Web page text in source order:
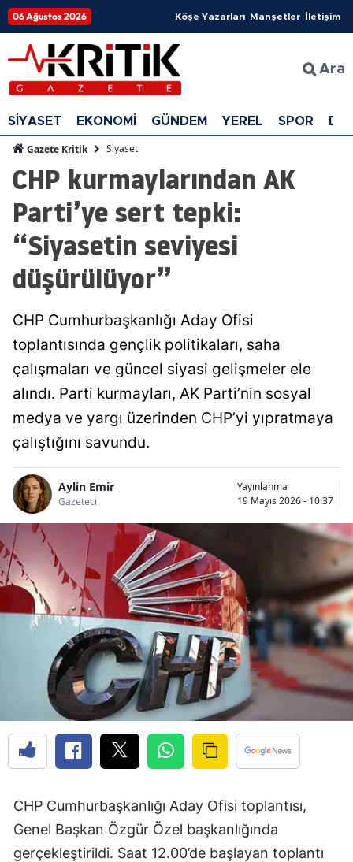
06 Ağustos 2026 Köşe Yazarları Manşetler İletişim
Ara
SİYASET EKONOMİ GÜNDEM YEREL SPOR
Gazete Kritik Siyaset
CHP kurmaylarından AK
Parti’ye sert tepki:
“Siyasetin seviyesi
düşürülüyor”
CHP Cumhurbaşkanlığı Aday Ofisi
toplantısında gençlik politikaları, saha
çalışmaları ve güncel siyasi gelişmeler ele
alındı. Parti kurmayları, AK Parti’nin sosyal
medya ve yargı üzerinden CHP’yi yıpratmaya
çalıştığını savundu.
Aylin Emir
Gazeteci
Yayınlanma
19 Mayıs 2026 - 10:37
CHP Cumhurbaşkanlığı Aday Ofisi toplantısı,
Genel Başkan Özgür Özel başkanlığında
gerçekleştirildi. Saat 12.00’de başlayan toplantı